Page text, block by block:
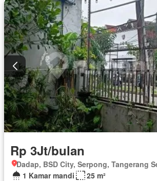
Rp 3Jt/bulan
Dadap, BSD City, Serpong, Tangerang
1 Kamar mandi
25 m²